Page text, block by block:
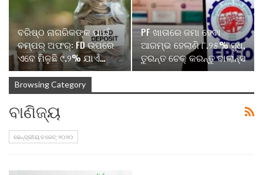
ବରିଷ୍ଠ ନାଗରିକଙ୍କ ପାଇଁ
ବମ୍ପର୍ ଅଫର୍: FD ଉପରେ
ଏବେ ମିଳୁଛି ୯.୨% ଯାଏଁ…
PF ଖାତାରେ ଜମା ହେବା
ଆରମ୍ଭ ହେଲାଣି ୮.୨୫% ସୁଧ,
ତୁରନ୍ତ ଚେକ୍ କରନ୍ତୁ ବାଲାନ୍ସ
Browsing Category
ବାଣିଜ୍ୟ
କେନ୍ଦ୍ରୀୟ ବଜେଟ୍ ୨୦୨୦